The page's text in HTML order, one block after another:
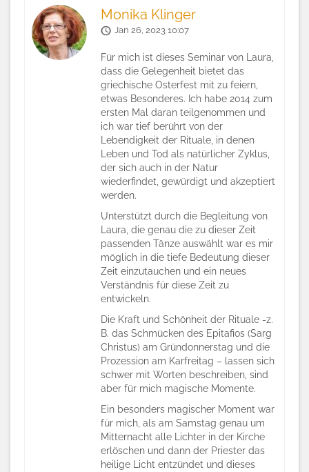
Monika Klinger
Jan 26, 2023 10:07
Für mich ist dieses Seminar von Laura,
dass die Gelegenheit bietet das
griechische Osterfest mit zu feiern,
etwas Besonderes. Ich habe 2014 zum
ersten Mal daran teilgenommen und
ich war tief berührt von der
Lebendigkeit der Rituale, in denen
Leben und Tod als natürlicher Zyklus,
der sich auch in der Natur
wiederfindet, gewürdigt und akzeptiert
werden.
Unterstützt durch die Begleitung von
Laura, die genau die zu dieser Zeit
passenden Tänze auswählt war es mir
möglich in die tiefe Bedeutung dieser
Zeit einzutauchen und ein neues
Verständnis für diese Zeit zu
entwickeln.
Die Kraft und Schönheit der Rituale -z.
B. das Schmücken des Epitafios (Sarg
Christus) am Gründonnerstag und die
Prozession am Karfreitag – lassen sich
schwer mit Worten beschreiben, sind
aber für mich magische Momente.
Ein besonders magischer Moment war
für mich, als am Samstag genau um
Mitternacht alle Lichter in der Kirche
erlöschen und dann der Priester das
heilige Licht entzündet und dieses